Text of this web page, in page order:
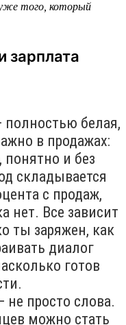
того, который
зарплата
белая,
в продажах:
понятно и без
складывается
с продаж,
нет. Все зависит
ты заряжен, как
диалог
готов
не просто слова.
можно стать